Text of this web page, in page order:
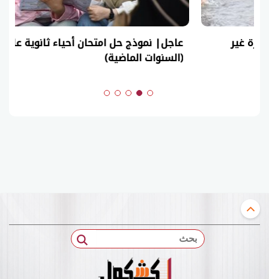
عاجل| نموذج حل امتحان أحياء ثانوية عامة 2026
(السنوات الماضية)
بحث